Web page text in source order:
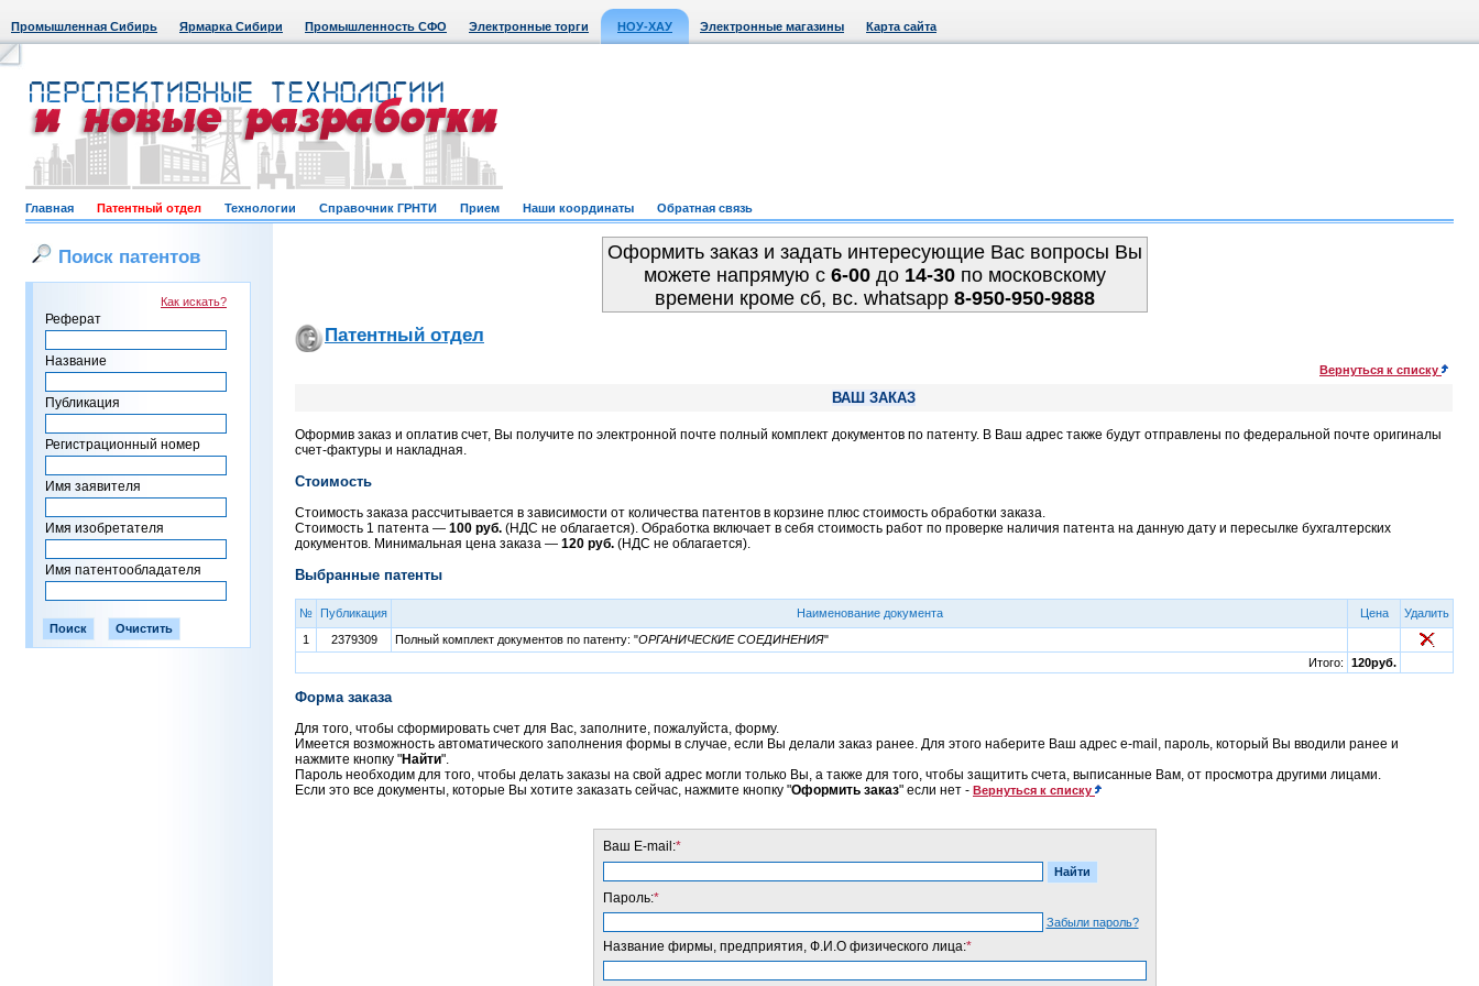
Промышленная Сибирь Ярмарка Сибири Промышленность СФО Электронные торги НОУ-ХАУ Электронные магазины Карта сайта
Главная Патентный отдел Технологии Справочник ГРНТИ Прием Наши координаты Обратная связь
Поиск патентов
Как искать?
Реферат
Название
Публикация
Регистрационный номер
Имя заявителя
Имя изобретателя
Имя патентообладателя
Оформить заказ и задать интересующие Вас вопросы Вы
можете напрямую c 6-00до 14-30по московскому
времени кроме сб, вс. whatsapp 8-950-950-9888
Патентный отдел
Вернуться к списку
ВАШ ЗАКАЗ
Оформив заказ и оплатив счет, Вы получите по электронной почте полный комплект документов по патенту. В Ваш адрес также будут отправлены по федеральной почте оригиналы
счет-фактуры и накладная.
Стоимость
Стоимость заказа рассчитывается в зависимости от количества патентов в корзине плюс стоимость обработки заказа.
Стоимость 1 патента — 100 руб. (НДС не облагается). Обработка включает в себя стоимость работ по проверке наличия патента на данную дату и пересылке бухгалтерских
документов. Минимальная цена заказа — 120 руб. (НДС не облагается).
Выбранные патенты
№ Публикация Наименование документа Цена
Удалить
1
2379309 Полный комплект документов по патенту: "ОРГАНИЧЕСКИЕ СОЕДИНЕНИЯ"
Итого:
120руб.
Форма заказа
Для того, чтобы сформировать счет для Вас, заполните, пожалуйста, форму.
Имеется возможность автоматического заполнения формы в случае, если Вы делали заказ ранее. Для этого наберите Ваш адрес e-mail, пароль, который Вы вводили ранее и
нажмите кнопку "Найти".
Пароль необходим для того, чтобы делать заказы на свой адрес могли только Вы, а также для того, чтобы защитить счета, выписанные Вам, от просмотра другими лицами.
Если это все документы, которые Вы хотите заказать сейчас, нажмите кнопку "Оформить заказ" если нет - Вернуться к списку
Ваш E-mail:*
Пароль:*
Забыли пароль?
Название фирмы, предприятия, Ф.И.О физического лица:*